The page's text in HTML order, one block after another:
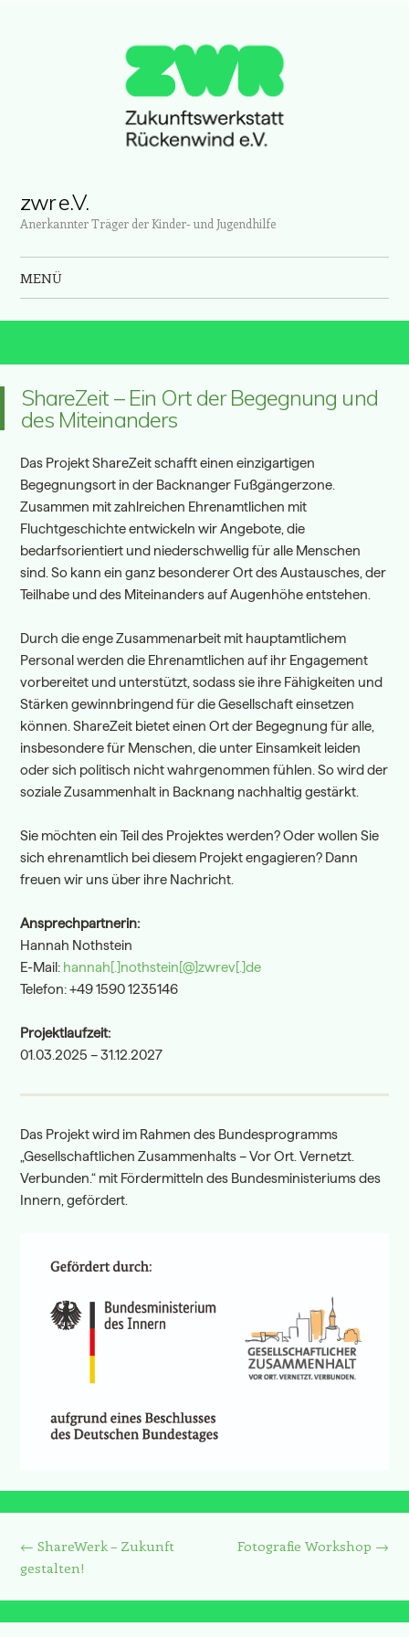
zwr e.V.
Anerkannter Träger der Kinder- und Jugendhilfe
MENÜ
ShareZeit – Ein Ort der Begegnung und
des Miteinanders
Das Projekt ShareZeit schafft einen einzigartigen
Begegnungsort in der Backnanger Fußgängerzone.
Zusammen mit zahlreichen Ehrenamtlichen mit
Fluchtgeschichte entwickeln wir Angebote, die
bedarfsorientiert und niederschwellig für alle Menschen
sind. So kann ein ganz besonderer Ort des Austausches, der
Teilhabe und des Miteinanders auf Augenhöhe entstehen.
Durch die enge Zusammenarbeit mit hauptamtlichem
Personal werden die Ehrenamtlichen auf ihr Engagement
vorbereitet und unterstützt, sodass sie ihre Fähigkeiten und
Stärken gewinnbringend für die Gesellschaft einsetzen
können. ShareZeit bietet einen Ort der Begegnung für alle,
insbesondere für Menschen, die unter Einsamkeit leiden
oder sich politisch nicht wahrgenommen fühlen. So wird der
soziale Zusammenhalt in Backnang nachhaltig gestärkt.
Sie möchten ein Teil des Projektes werden? Oder wollen Sie
sich ehrenamtlich bei diesem Projekt engagieren? Dann
freuen wir uns über ihre Nachricht.
Ansprechpartnerin:
Hannah Nothstein
E-Mail: hannah[.]nothstein[@]zwrev[.]de
Telefon: +49 1590 1235146
Projektlaufzeit:
01.03.2025 – 31.12.2027
Das Projekt wird im Rahmen des Bundesprogramms
„Gesellschaftlichen Zusammenhalts – Vor Ort. Vernetzt.
Verbunden.“ mit Fördermitteln des Bundesministeriums des
Innern, gefördert.
← ShareWerk – Zukunft
gestalten!
Fotografie Workshop →